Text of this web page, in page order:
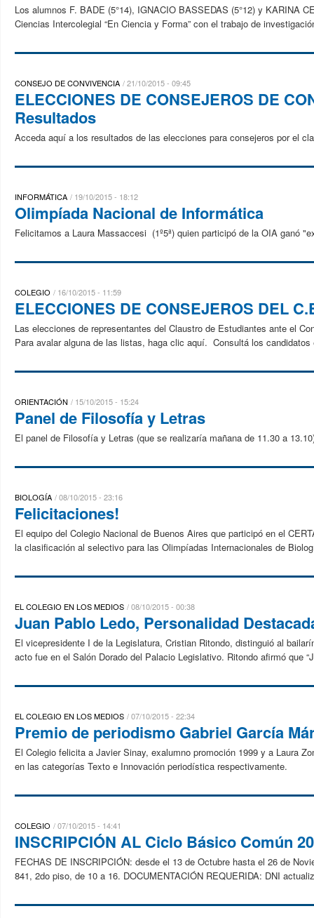
Los alumnos F. BADE (5°14), IGNACIO BASSEDAS (5°12) y KARINA
Ciencias Intercolegial “En Ciencia y Forma” con el trabajo de
CONSEJO DE CONVIVENCIA 21/10/2015 - 09:45
ELECCIONES DE CONSEJEROS DE
Resultados
Acceda aquí a los resultados de las elecciones para consejeros por el
INFORMÁTICA 19/10/2015 - 18:12
Olimpíada Nacional de Informática
Felicitamos a Laura Massaccesi (1º5ª) quien participó de la OIA ganó
COLEGIO 16/10/2015 - 11:59
ELECCIONES DE CONSEJEROS DEL
Las elecciones de representantes del Claustro de Estudiantes ante el
Para avalar alguna de las listas, haga clic aquí. Consultá los
ORIENTACIÓN 15/10/2015 - 15:24
Panel de Filosofía y Letras
El panel de Filosofía y Letras (que se realizaría mañana de 11.30 a
BIOLOGÍA 08/10/2015 - 23:16
Felicitaciones!
El equipo del Colegio Nacional de Buenos Aires que participó en el
la clasificación al selectivo para las Olimpíadas Internacionales de
EL COLEGIO EN LOS MEDIOS 08/10/2015 - 00:38
Juan Pablo Ledo, Personalidad
El vicepresidente I de la Legislatura, Cristian Ritondo, distinguió al
acto fue en el Salón Dorado del Palacio Legislativo. Ritondo afirmó que
EL COLEGIO EN LOS MEDIOS 07/10/2015 - 22:34
Premio de periodismo Gabriel García
El Colegio felicita a Javier Sinay, exalumno promoción 1999 y a Laura
en las categorías Texto e Innovación periodística respectivamente.
COLEGIO 07/10/2015 - 14:41
INSCRIPCIÓN AL Ciclo Básico Común
FECHAS DE INSCRIPCIÓN: desde el 13 de Octubre hasta el 26 de
841, 2do piso, de 10 a 16. DOCUMENTACIÓN REQUERIDA: DNI